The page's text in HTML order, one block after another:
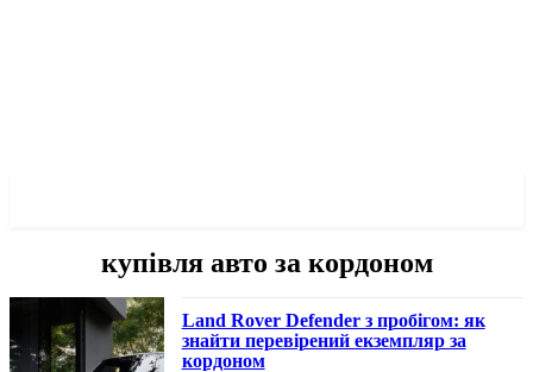
купівля авто за кордоном
Land Rover Defender з пробігом: як
знайти перевірений екземпляр за
кордоном